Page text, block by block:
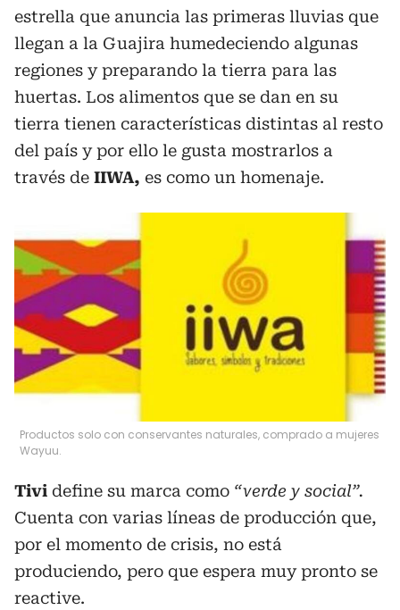
estrella que anuncia las primeras lluvias que
llegan a la Guajira humedeciendo algunas
regiones y preparando la tierra para las
huertas. Los alimentos que se dan en su
tierra tienen características distintas al resto
del país y por ello le gusta mostrarlos a
través de IIWA, es como un homenaje.
Productos solo con conservantes naturales, comprado a mujeres
Wayuu.
Tivi define su marca como “verde y social”.
Cuenta con varias líneas de producción que,
por el momento de crisis, no está
produciendo, pero que espera muy pronto se
reactive.